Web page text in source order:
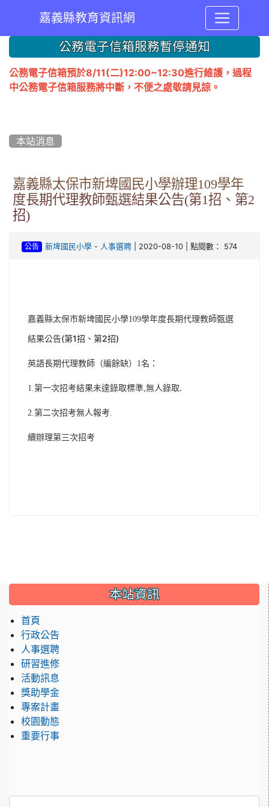
嘉義縣教育資訊網
::: 公務電子信箱服務暫停通知
公務電子信箱預於8/11(二)12:00~12:30進行維護，過程
中公務電子信箱服務將中斷，不便之處敬請見諒。
本站消息
嘉義縣太保市新埤國民小學辦理109學年
度長期代理教師甄選結果公告(第1招、第2
招)
公告 新埤國民小學- 人事選聘| 2020-08-10 | 點閱數： 574
嘉義縣太保市新埤國民小學109學年度長期代理教師甄選
結果公告(第1招、第2招)
英語長期代理教師（編餘缺）1名：
1.第一次招考結果未達錄取標準,無人錄取.
2.第二次招考無人報考.
續辦理第三次招考
::: 本站資訊
首頁
行政公告
人事選聘
研習進修
活動訊息
獎助學金
專案計畫
校園動態
重要行事